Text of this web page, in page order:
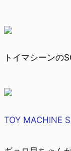
トイマシーンの
TOY MACHINE